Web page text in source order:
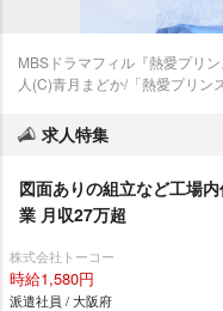
MBSドラマフィル『熱愛プリ
人(C)青月まどか/「熱愛プリン
求人特集
図面ありの組立など工場
業 月収27万超
株式会社トーコー
時給1,580円
派遣社員 / 大阪府